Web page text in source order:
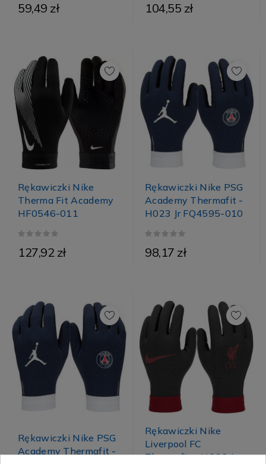
59,49 zł 104,55 zł
Rękawiczki Nike
Therma Fit Academy
HF0546-011
127,92 zł
Rękawiczki Nike PSG
Academy Thermafit -
H023 Jr FQ4595-010
98,17 zł
Rękawiczki Nike PSG
Academy Thermafit -
Rękawiczki Nike
Liverpool FC
Thermafit - HO23 Jr